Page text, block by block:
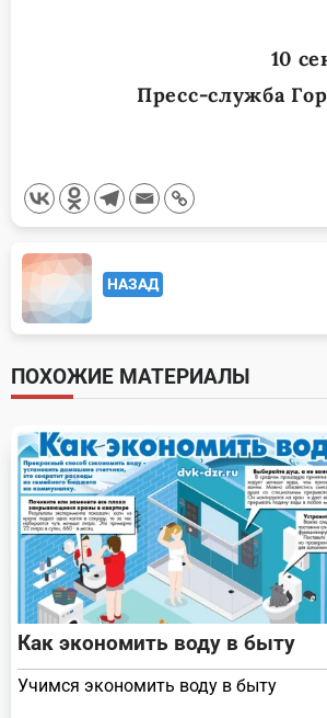
10
Пресс-служба
<span
class="nav-
subtitle
screen-
reader-
text">Page</span>
НАЗАД
ПОХОЖИЕ МАТЕРИАЛЫ
Как экономить воду в быту
Учимся экономить воду в быту